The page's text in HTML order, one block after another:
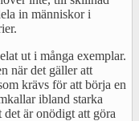
in människor i
ut i många exemplar.
när det gäller att
krävs för att börja en
ibland starka
är onödigt att göra